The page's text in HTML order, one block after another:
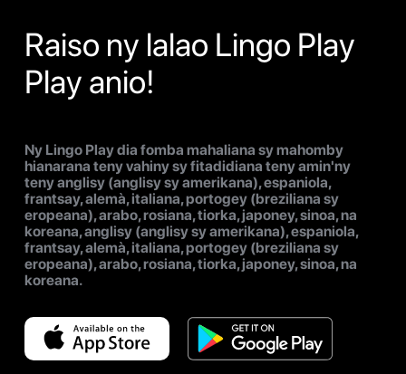
Raiso ny lalao Lingo Play
Play anio!
Ny Lingo Play dia fomba mahaliana sy mahomby
hianarana teny vahiny sy fitadidiana teny amin'ny
teny anglisy (anglisy sy amerikana), espaniola,
frantsay, alemà, italiana, portogey (breziliana sy
eropeana), arabo, rosiana, tiorka, japoney, sinoa, na
koreana, anglisy (anglisy sy amerikana), espaniola,
frantsay, alemà, italiana, portogey (breziliana sy
eropeana), arabo, rosiana, tiorka, japoney, sinoa, na
koreana.